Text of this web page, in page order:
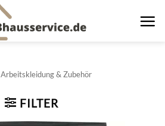
Arbeitskleidung & Zubehör
FILTER